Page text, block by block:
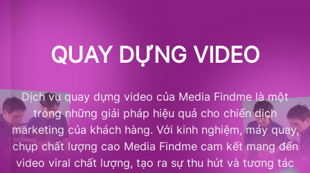
QUAY DỰNG VIDEO
Dịch vụ quay dựng video của Media Findme là một
trong những giải pháp hiệu quả cho chiến dịch
marketing của khách hàng. Với kinh nghiệm, máy quay,
chụp chất lượng cao Media Findme cam kết mang đến
video viral chất lượng, tạo ra sự thu hút và tương tác